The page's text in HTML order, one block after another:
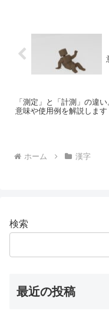
「測定」と「計測」の違
意味や使用例を解説します
ホーム 漢字
検索
最近の投稿